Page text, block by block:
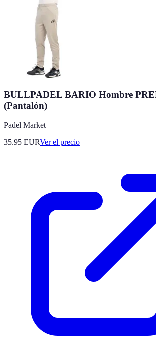
BULLPADEL BARIO Hombre
(Pantalón)
Padel Market
35.95 EURVer el precio